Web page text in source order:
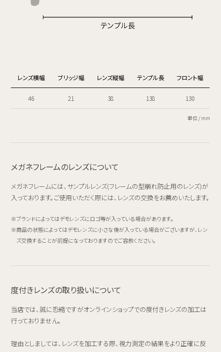
レンズ横幅 ブリッジ幅 レンズ縦幅 テンプル長 フロント幅
46 21 38 138 130
単位 / mm
メガネフレームのレンズについて
メガネフレームには、サンプルレンズ(フレームの型崩れ防止用のレンズ)が
入っております。ご使用いただく際には、レンズの交換をお薦めいたします。
ブランドによってはデモレンズにロゴ等が入っている場合があります。
商品の状態によってはデモレンズに小さな傷が入っている場合がございますが、レン
ズ交換することが前提になっておりますのでご容赦ください。
度付きレンズの取り扱いについて
当店では、誠に恐縮ですがオンラインショップでの度付きレンズの加工は
行っておりません。
理由としましては、レンズを加工する際、視力測定の結果をより正確に反